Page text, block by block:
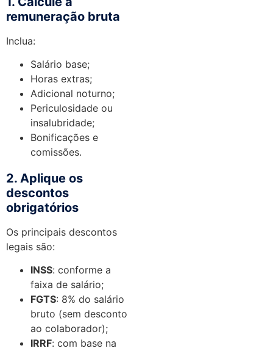
remuneração bruta
Inclua:
Salário base;
Horas extras;
Adicional noturno;
Periculosidade ou
insalubridade;
Bonificações e
comissões.
2. Aplique os
descontos
obrigatórios
Os principais descontos
legais são:
INSS: conforme a
faixa de salário;
FGTS: 8% do salário
bruto (sem desconto
ao colaborador);
IRRF: com base na